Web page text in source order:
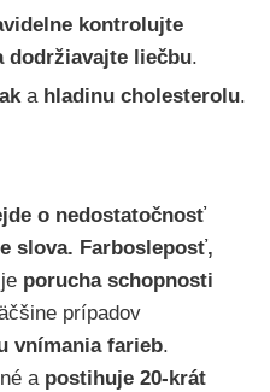
kontrolujte
dodržiavajte liečbu.
a hladinu cholesterolu.
o nedostatočnosť
slova. Farbosleposť,
porucha schopnosti
prípadov
vnímania farieb.
a postihuje 20-krát